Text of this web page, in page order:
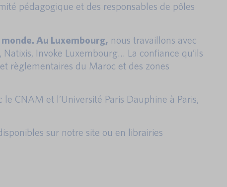
pédagogique et des responsables de pôles
Au Luxembourg, nous travaillons avec
Natixis, Invoke Luxembourg… La confiance qu’ils
règlementaires du Maroc et des zones
CNAM et l’Université Paris Dauphine à Paris,
sur notre site ou en librairies